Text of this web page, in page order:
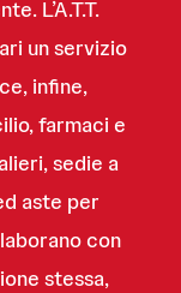
L’A.T.T.
un servizio
infine,
farmaci e
sedie a
aste per
con
stessa,